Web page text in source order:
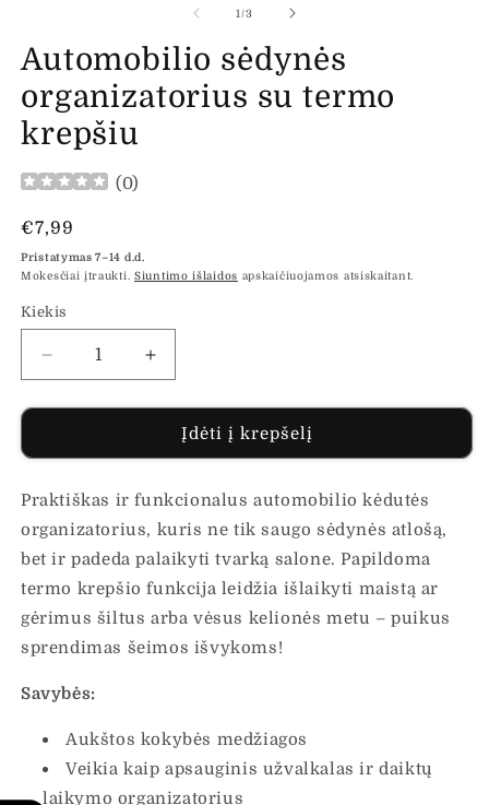
lange
1/iš3
Automobilio sėdynės
organizatorius su termo
krepšiu
(0)
Įprasta
kaina
€7,99
Pristatymas 7–14 d.d.
Mokesčiai įtraukti. Siuntimo išlaidos apskaičiuojamos atsiskaitant.
Kiekis
Sumažinti
Automobilio
sėdynės
su
krepšiu
kiekį
Padidinti
Automobilio
sėdynės
organizatorius
su
krepšiu
kiekį
Įdėti į krepšelį
Praktiškas ir funkcionalus automobilio kėdutės
organizatorius, kuris ne tik saugo sėdynės atlošą,
bet ir padeda palaikyti tvarką salone. Papildoma
termo krepšio funkcija leidžia išlaikyti maistą ar
gėrimus šiltus arba vėsus kelionės metu – puikus
sprendimas šeimos išvykoms!
Savybės:
Aukštos kokybės medžiagos
Veikia kaip apsauginis užvalkalas ir daiktų
laikymo organizatorius